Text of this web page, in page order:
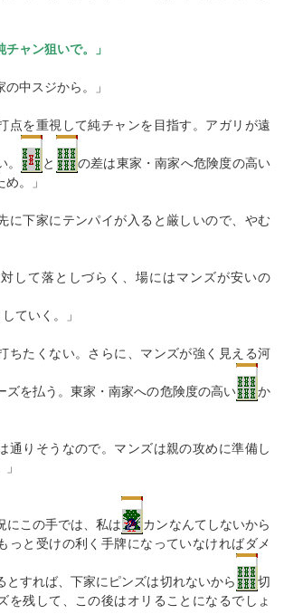
チャン狙いで。」
の中スジから。」
点を重視して純チャンを目指す。アガリが遠
。 と
の差は東家・南家へ危険度の高い
。」
に下家にテンパイが入ると厳しいので、やむ
対して落としづらく、場にはマンズが安いの
ていく。」
ちたくない。さらに、マンズが強く見える河
ズを払う。東家・南家への危険度の高い
か
通りそうなので。マンズは親の攻めに準備し
にこの手では、私は
カンなんてしないから
っと受けの利く手牌になっていなければダメ
とすれば、下家にピンズは切れないから
切
を残して、この後はオリることになるでしょ